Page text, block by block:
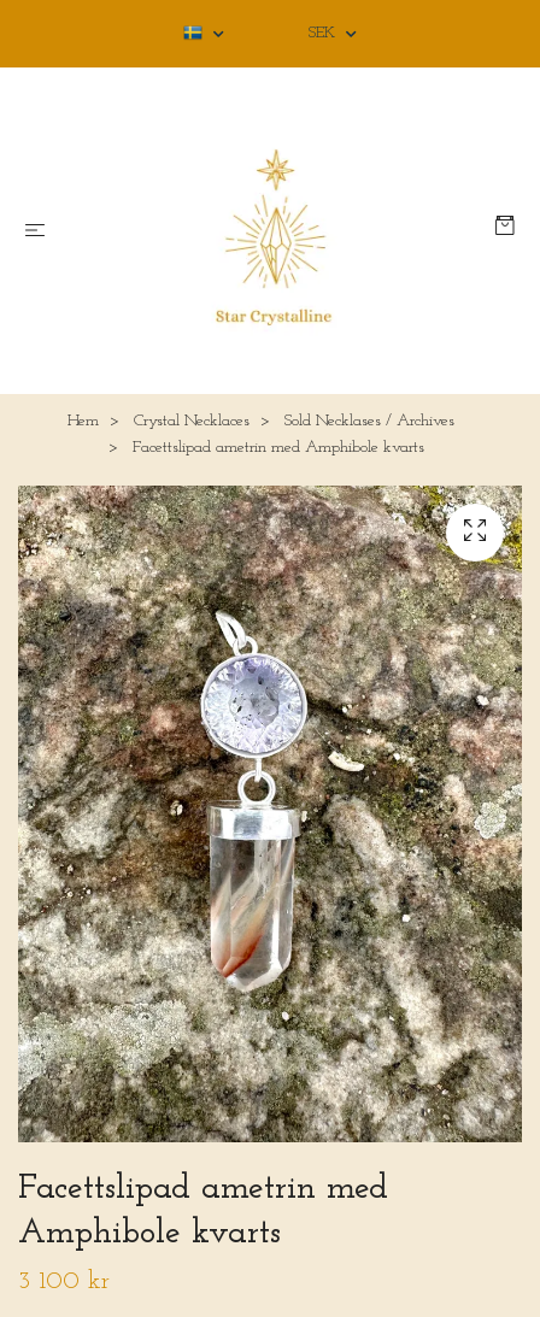
SEK
Hem Crystal Necklaces
Sold Necklases / Archives
Facettslipad ametrin med Amphibole kvarts
Facettslipad ametrin med
Amphibole kvarts
3 100 kr